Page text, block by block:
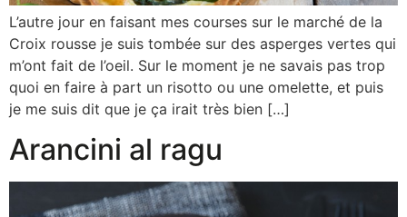
L’autre jour en faisant mes courses sur le marché de la
Croix rousse je suis tombée sur des asperges vertes qui
m’ont fait de l’oeil. Sur le moment je ne savais pas trop
quoi en faire à part un risotto ou une omelette, et puis
je me suis dit que je ça irait très bien […]
Arancini al ragu